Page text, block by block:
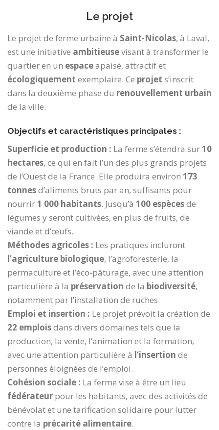
Le projet
Le projet de ferme urbaine à Saint-Nicolas, à Laval,
est une initiative ambitieusevisant à transformer le
quartier en un espaceapaisé, attractif et
écologiquement exemplaire. Ce projet s’inscrit
dans la deuxième phase du renouvellement urbain
de la ville.
Objectifs et caractéristiques principales :
Superficie et production : La ferme s’étendra sur10
hectares, ce qui en fait l’un des plus grands projets
de l’Ouest de la France. Elle produira environ 173
tonnesd’aliments bruts par an, suffisants pour
nourrir1 000 habitants. Jusqu’à 100 espècesde
légumes y seront cultivées, en plus de fruits, de
viande et d’œufs.
Méthodes agricoles : Les pratiques incluront
l’agriculture biologique, l’agroforesterie, la
permaculture et l’éco-pâturage, avec une attention
particulière à la préservation de la biodiversité,
notamment par l’installation de ruches.
Emploi et insertion : Le projet prévoit la création de
22 emploisdans divers domaines tels que la
production, la vente, l’animation et la formation,
avec une attention particulière à l’insertion de
personnes éloignées de l’emploi.
Cohésion sociale : La ferme vise à être un lieu
fédérateur pour les habitants, avec des activités de
bénévolat et une tarification solidaire pour lutter
contre la précarité alimentaire.